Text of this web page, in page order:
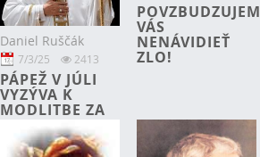
Daniel Ruščák
7/3/25 2413
PÁPEŽ V JÚLI
VYZÝVA K
MODLITBE ZA
UMENIE
ROZLIŠOVAŤ
POVZBUDZUJEM
VÁS
NENÁVIDIEŤ
ZLO!